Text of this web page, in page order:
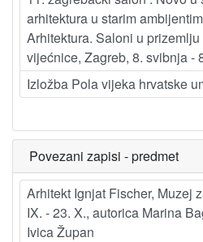
arhitektura u starim
Arhitektura. Saloni u
vijećnice, Zagreb, 8. svibnja -
Izložba Pola vijeka hrvatske
Povezani zapisi - predmet
Arhitekt Ignjat Fischer, Muzej
IX. - 23. X., autorica Marina
Ivica Župan